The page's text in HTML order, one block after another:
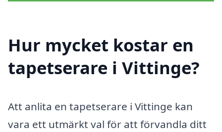
Hur mycket kostar en
tapetserare i Vittinge?
Att anlita en tapetserare i Vittinge kan
vara ett utmärkt val för att förvandla ditt